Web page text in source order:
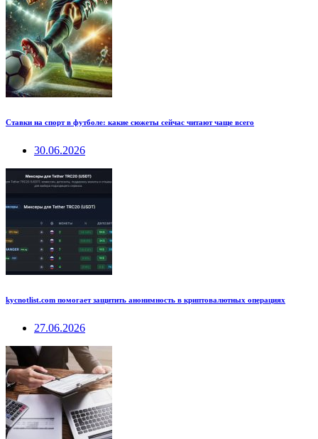
Ставки на спорт в футболе: какие сюжеты сейчас читают чаще всего
30.06.2026
kycnotlist.com помогает защитить анонимность в криптовалютных операциях
27.06.2026